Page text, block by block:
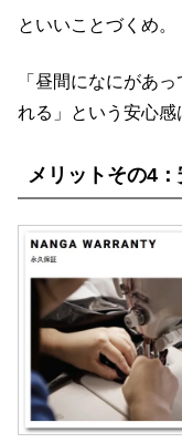
といいことづくめ。
「昼間になにがあ
れる」という安心感
メリットその4